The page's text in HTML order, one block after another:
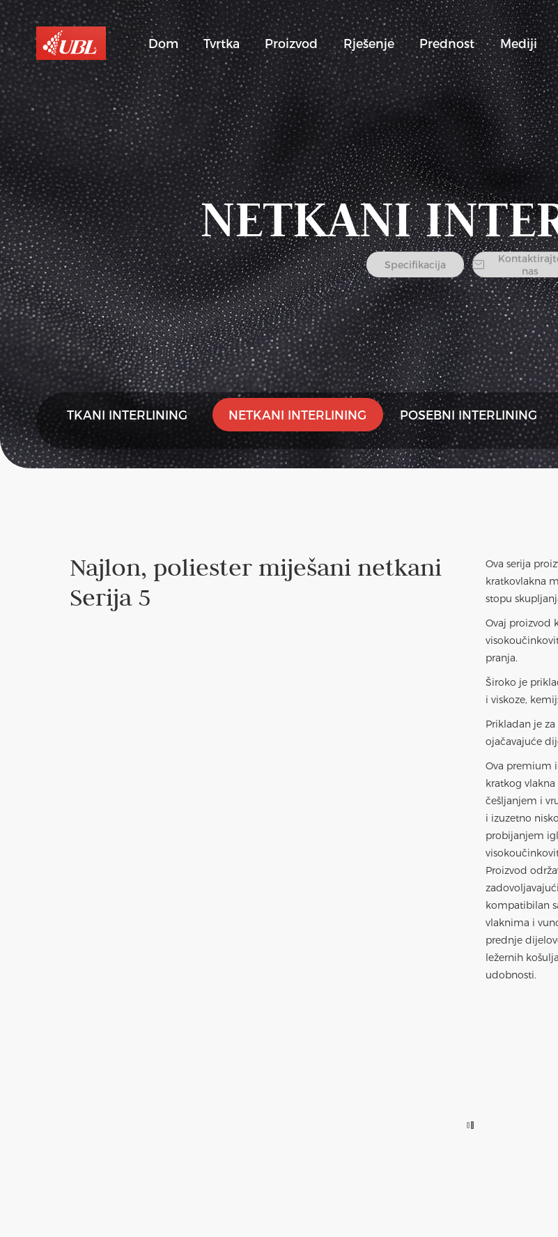
Dom Tvrtka Proizvod Rješenje Prednost Mediji
NETKANI
Specifikacija 
nas
TKANI INTERLINING NETKANI INTERLINING POSEBNI INTERLINING
Najlon, poliester miješani netkani
Serija 5
Ova serija
kratkovlakna
stopu
Ovaj proizvod
pranja.
Široko je
i viskoze,
Prikladan je
ojačavajuće
Ova premium
kratkog
češljanjem i
i izuzetno
probijanjem
Proizvod
kompatibilan
vlaknima i
prednje
ležernih
udobnosti.